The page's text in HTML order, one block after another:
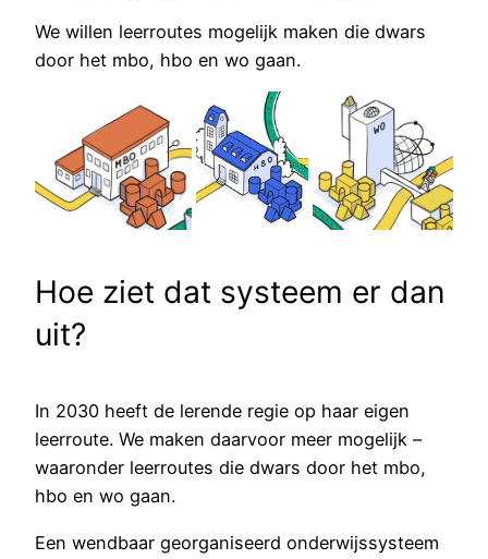
We willen leerroutes mogelijk maken die dwars
door het mbo, hbo en wo gaan.
Hoe ziet dat systeem er dan
uit?
In 2030 heeft de lerende regie op haar eigen
leerroute. We maken daarvoor meer mogelijk –
waaronder leerroutes die dwars door het mbo,
hbo en wo gaan.
Een wendbaar georganiseerd onderwijssysteem